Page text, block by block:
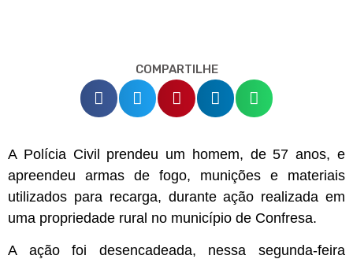
COMPARTILHE
A Polícia Civil prendeu um homem, de 57 anos, e
apreendeu armas de fogo, munições e materiais
utilizados para recarga, durante ação realizada em
uma propriedade rural no município de Confresa.
A ação foi desencadeada, nessa segunda-feira